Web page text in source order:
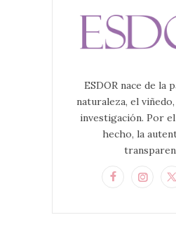
ESDOR nace de la
naturaleza, el
investigación. Por
hecho, la